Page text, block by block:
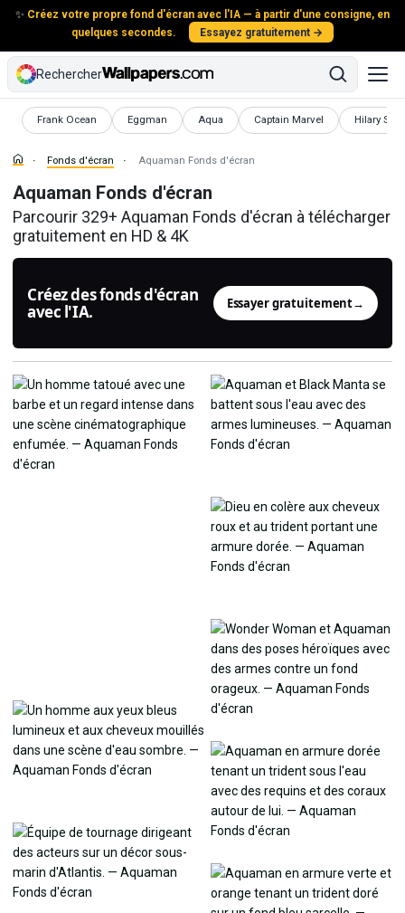
✨ Créez votre propre fond d'écran avec l'IA — à partir d'une consigne, en
quelques secondes.
Essayez gratuitement →
Rechercher
Frank Ocean
Fonds d'écran Eggman
Fonds d'écran Aqua
Fonds d'écranCaptain Marvel
Fonds d'écran Hilary
Fonds
Fonds d'écran Aquaman Fonds d'écran
Aquaman Fonds d'écran
Parcourir 329+ Aquaman Fonds d'écran à télécharger
gratuitement en HD & 4K
Créez des fonds d'écran
avec l'IA.
Essayer gratuitement→